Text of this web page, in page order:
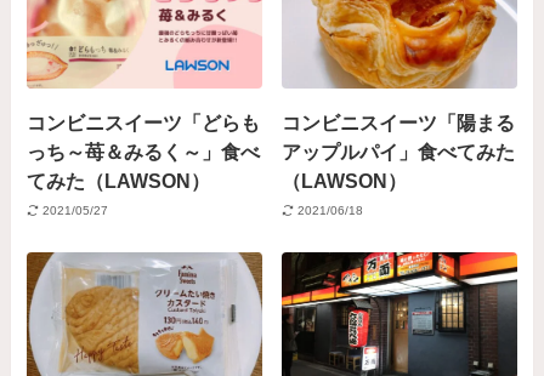
コンビニスイーツ「どらも
っち～苺＆みるく～」食べ
てみた（LAWSON）
2021/05/27
コンビニスイーツ「陽まる
アップルパイ」食べてみた
（LAWSON）
2021/06/18